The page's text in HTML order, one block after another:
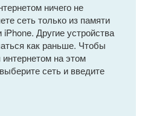
ничего не
сеть только из памяти
Другие устройства
как раньше. Чтобы
на этом
сеть и введите